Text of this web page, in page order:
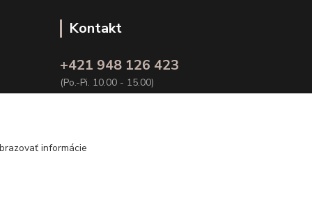
Kontakt
+421 948 126 423
(Po.-Pi. 10.00 - 15.00)
informácie